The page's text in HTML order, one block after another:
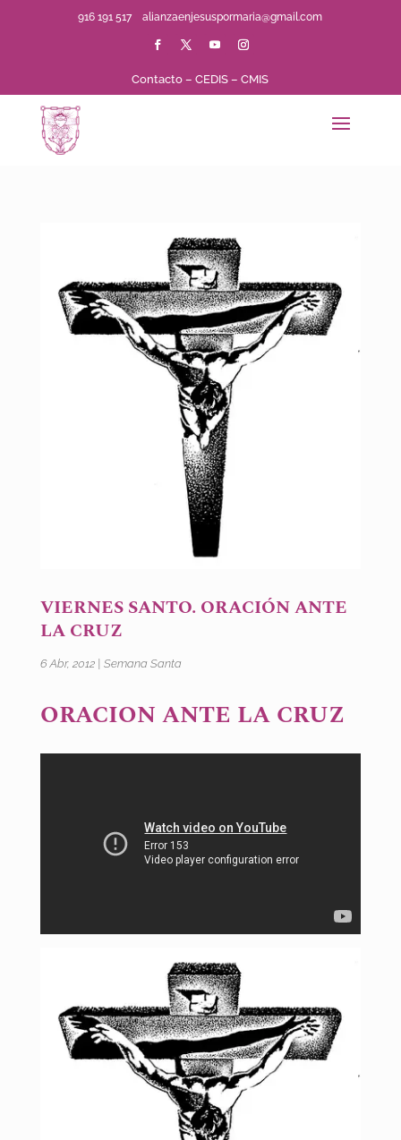
916 191 517alianzaenjesuspormaria@gmail.com
Contacto –CEDIS –CMIS
VIERNES SANTO. ORACIÓN ANTE
LA CRUZ
6 Abr, 2012| Semana Santa
ORACION ANTE LA CRUZ